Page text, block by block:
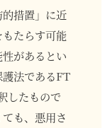
措置」に近
たらす可能
があるとい
護法であるFT
したもので
も、悪用さ